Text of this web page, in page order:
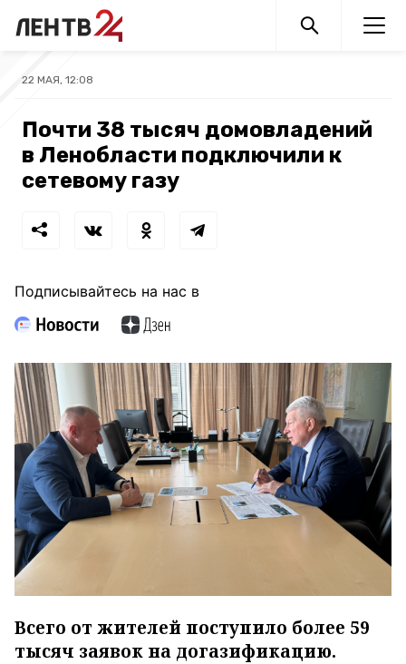
22 МАЯ, 12:08
Почти 38 тысяч домовладений
в Ленобласти подключили к
сетевому газу
Подписывайтесь на нас в
Всего от жителей поступило более 59
тысяч заявок на догазификацию.